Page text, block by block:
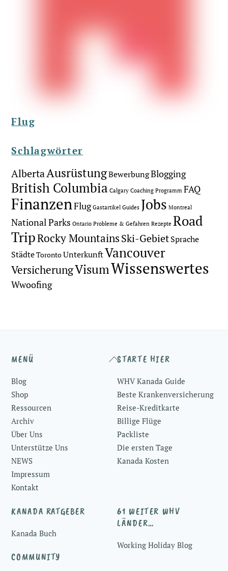
Flug
Schlagwörter
AlbertaAusrüstungBewerbungBlogging
British Columbia Calgary Coaching Programm FAQ
FinanzenFlug Gastartikel Guides Jobs Montreal
National Parks Ontario Probleme & Gefahren Rezepte Road
TripRocky MountainsSki-GebietSprache
StädteTorontoUnterkunftVancouver
VersicherungVisumWissenswertes
Wwoofing
Back
Top
MENÜ
Blog
Shop
Ressourcen
Archiv
Über Uns
Unterstütze Uns
NEWS
Impressum
Kontakt
STARTE HIER
WHV Kanada Guide
Beste Krankenversicherung
Reise-Kreditkarte
Billige Flüge
Packliste
Die ersten Tage
Kanada Kosten
KANADA RATGEBER
Kanada Buch
COMMUNITY
61 WEITER WHV
LÄNDER…
Working Holiday Blog